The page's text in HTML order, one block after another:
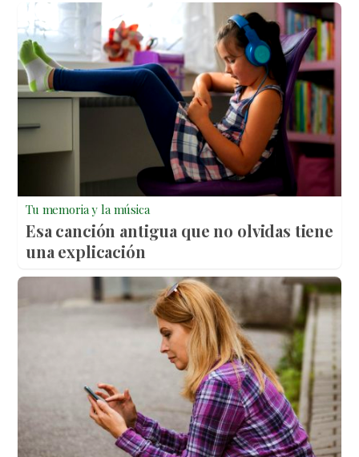
Tu memoria y la música
Esa canción antigua que no olvidas tiene
una explicación